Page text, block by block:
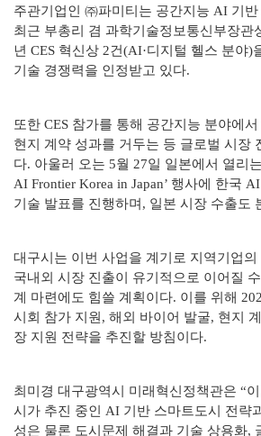
주관기업인 ㈜파미티는 공간지능 AI 기
최근 부총리 겸 과학기술정보통신부장관
년 CES 혁신상 2건(AI·디지털 헬스 분야)
기술 경쟁력을 인정받고 있다.
또한 CES 참가를 통해 공간지능 분야에
현지 계약 성과를 거두는 등 글로벌 시장
다. 아울러 오는 5월 27일 일본에서 열리
AI Frontier Korea in Japan’ 행사에 한국
기술 발표를 진행하며, 일본 시장 수출도
대구시는 이번 사업을 계기로 지역기업
국내외 시장 진출이 유기적으로 이어질
계 마련에도 힘쓸 계획이다. 이를 위해
시회 참가 지원, 해외 바이어 발굴, 현지
장 지원 전략을 추진할 방침이다.
최미경 대구광역시 미래혁신정책관은 “
시가 추진 중인 AI 기반 스마트도시 전략
성은 물론 도시문제 해결과 기술 상용화,